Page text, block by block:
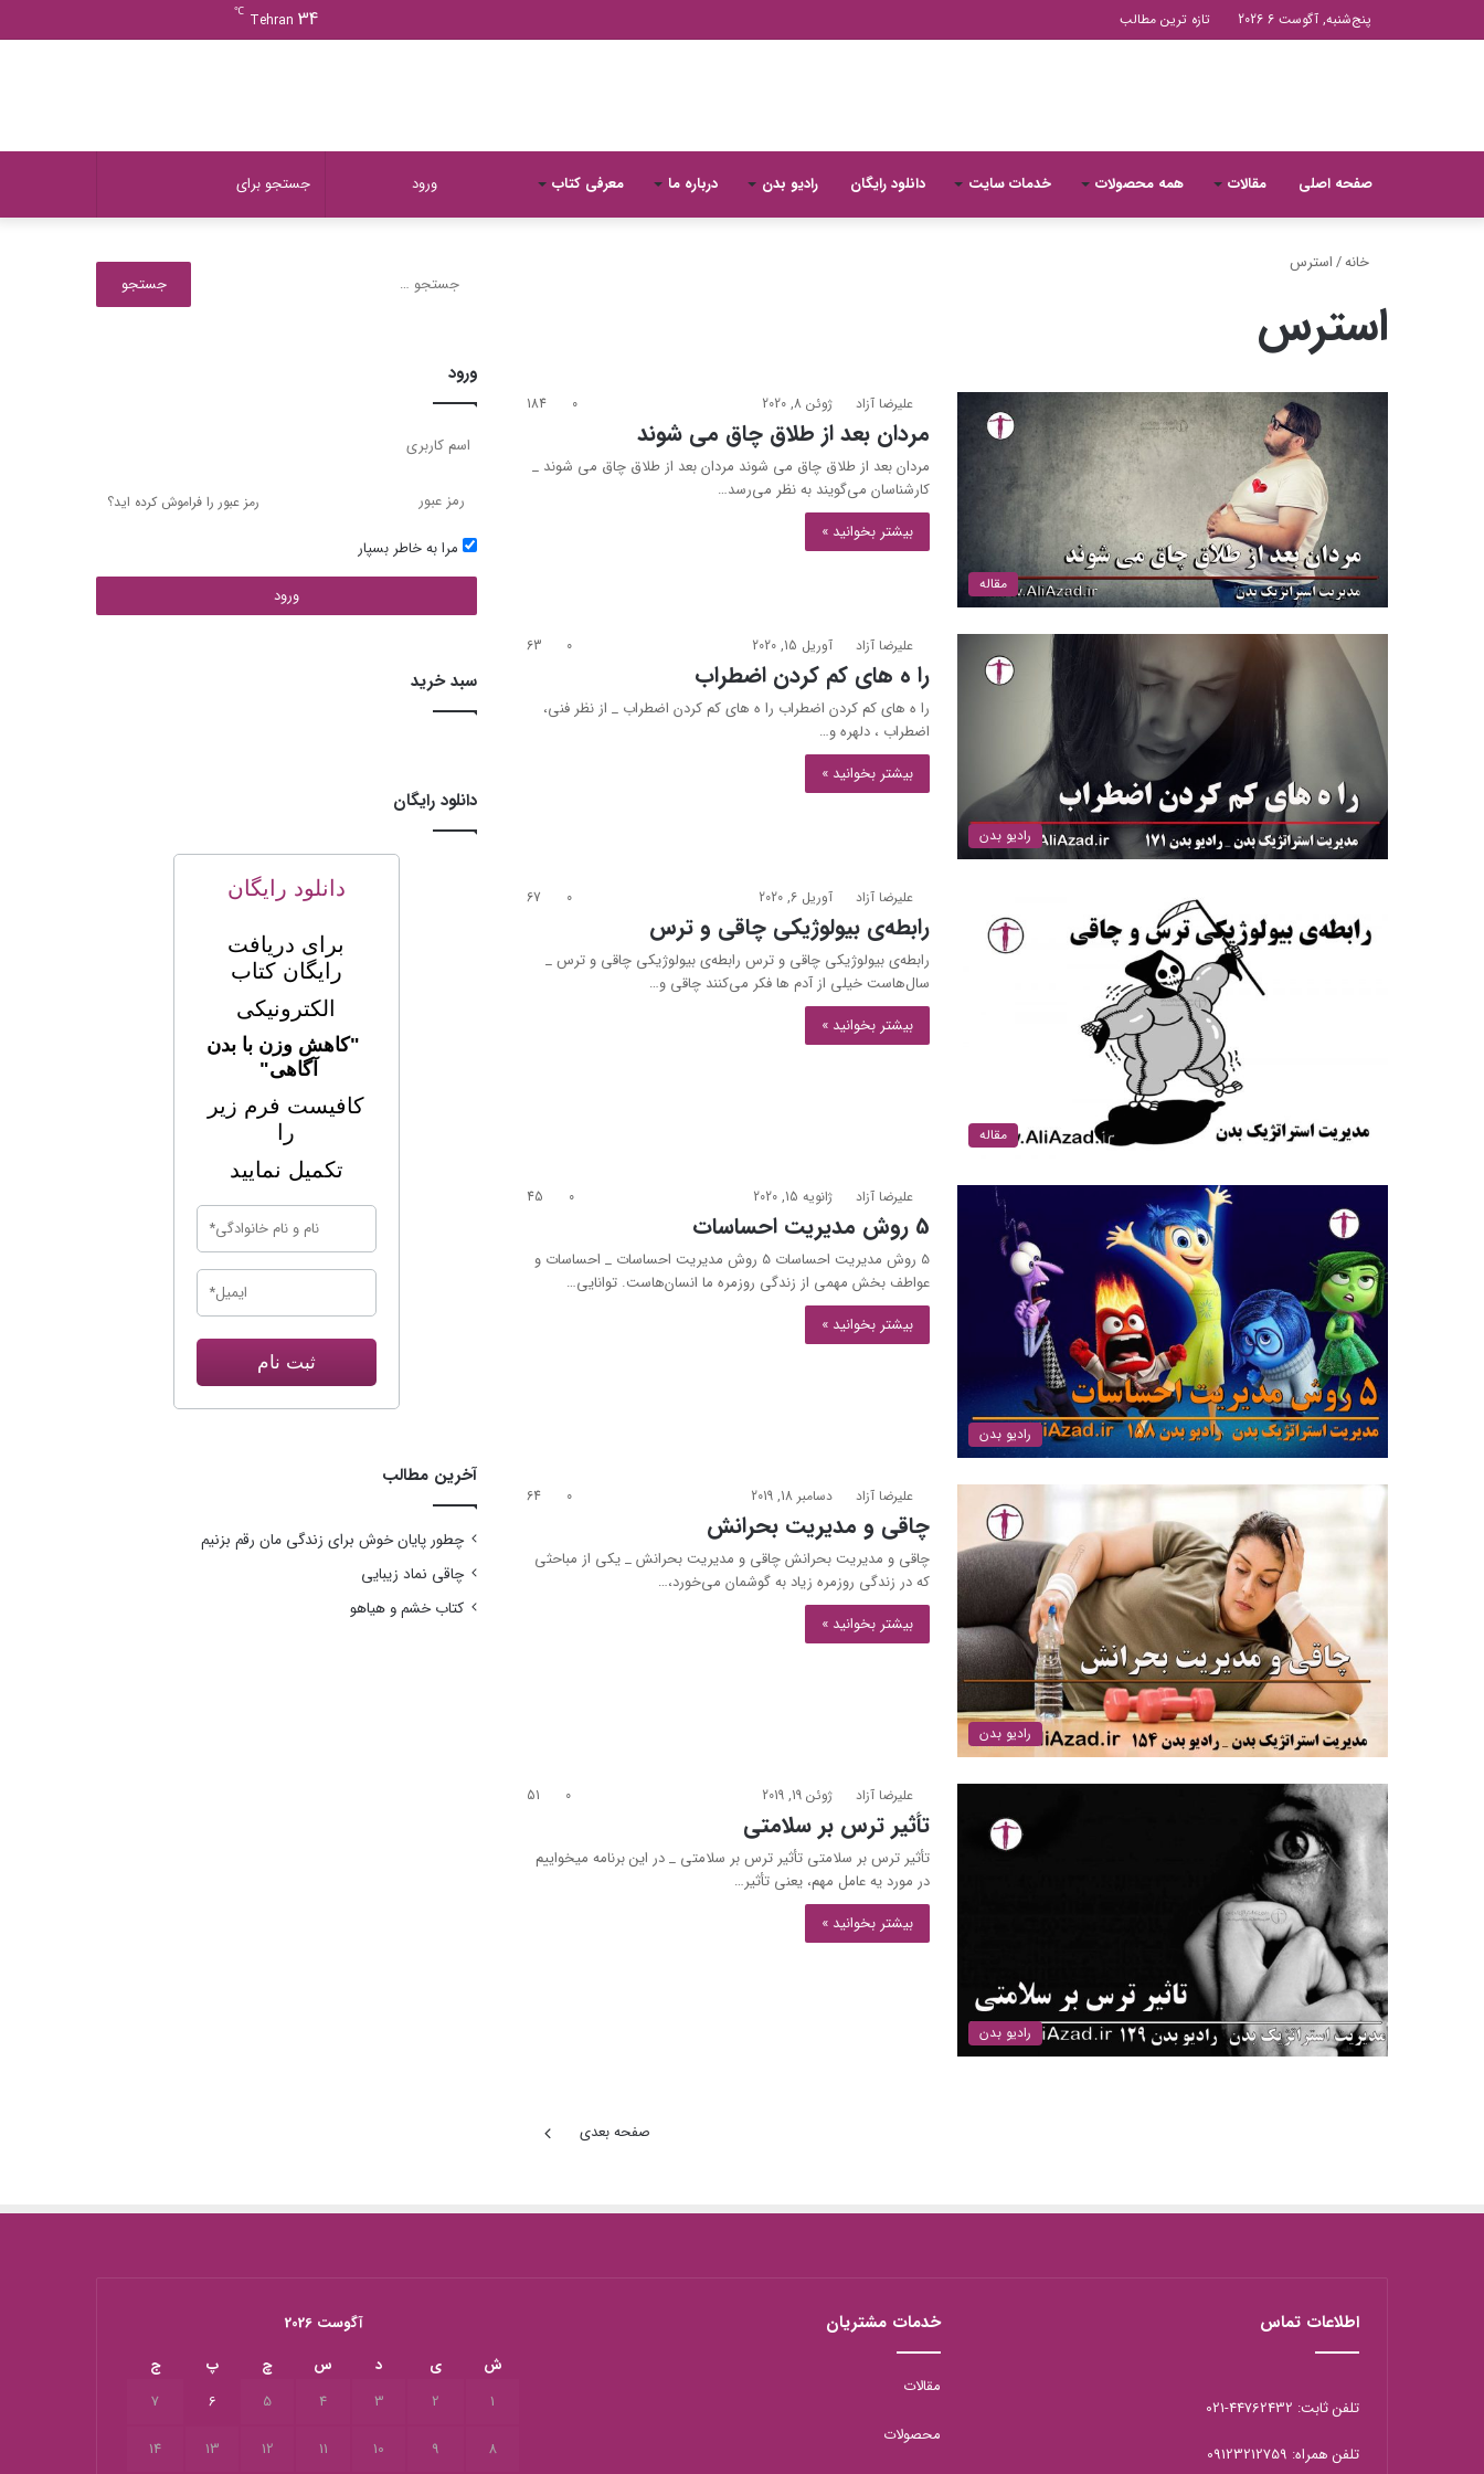
پنج‌شنبه, آگوست 6 2026 تازه ترین مطالب Tehran 34
℃
صفحه اصلی مقالات همه محصولات خدمات سایت دانلود رایگان رادیو بدن درباره ما معرفی کتاب ورود
خانه/استرس
استرس
مقاله
علیرضا آزاد ژوئن 8, 2020 0
184
مردان بعد از طلاق چاق می شوند
مردان بعد از طلاق چاق می شوند مردان بعد از طلاق چاق می شوند _
كارشناسان می‌گویند به نظر می‌رسد…
بیشتر بخوانید »
رادیو بدن
علیرضا آزاد آوریل 15, 2020 0
63
را ه های کم کردن اضطراب
را ه های کم کردن اضطراب را ه های کم کردن اضطراب _ از نظر فنی،
اضطراب ، دلهره و…
بیشتر بخوانید »
مقاله
علیرضا آزاد آوریل 6, 2020 0
67
رابطه‌ی بیولوژیکی چاقی و ترس
رابطه‌ی بیولوژیکی چاقی و ترس رابطه‌ی بیولوژیکی چاقی و ترس _
سال‌هاست خیلی از آدم ها فکر می‌کنند چاقی و…
بیشتر بخوانید »
رادیو بدن
علیرضا آزاد ژانویه 15, 2020 0
45
5 روش مدیریت احساسات
5 روش مدیریت احساسات 5 روش مدیریت احساسات _ احساسات و
عواطف بخش مهمی از زندگی روزمره ما انسان‌هاست. توانایی…
بیشتر بخوانید »
رادیو بدن
علیرضا آزاد دسامبر 18, 2019 0
64
چاقی و مدیریت بحرانش
چاقی و مدیریت بحرانش چاقی و مدیریت بحرانش _ یکی از مباحثی
که در زندگی روزمره زیاد به گوشمان می‌خورد،…
بیشتر بخوانید »
رادیو بدن
علیرضا آزاد ژوئن 19, 2019 0
51
تأثیر ترس بر سلامتی
تأثیر ترس بر سلامتی تأثیر ترس بر سلامتی _ در این برنامه میخواییم
در مورد یه عامل مهم، یعنی تأثیر…
بیشتر بخوانید »
صفحه بعدی
ورود
رمز عبور را فراموش کرده اید؟
مرا به خاطر بسپار
ورود
سبد خرید
دانلود رایگان
دانلود رایگان
برای دریافت
رایگان کتاب
الکترونیکی
"کاهش وزن با بدن
آگاهی"
کافیست فرم زیر
را
تکمیل نمایید
ثبت نام
آخرین مطالب
چطور پایان خوش برای زندگی مان رقم بزنیم
چاقی نماد زیبایی
کتاب خشم و هیاهو
اطلاعات تماس
تلفن ثابت: 44762432-021
تلفن همراه: 09123212759
خدمات مشتریان
مقالات
محصولات
آگوست 2026
ش
ی د س چ پ
ج
1
2
3
4
5
6
7
8
9
10
11
12
13
14